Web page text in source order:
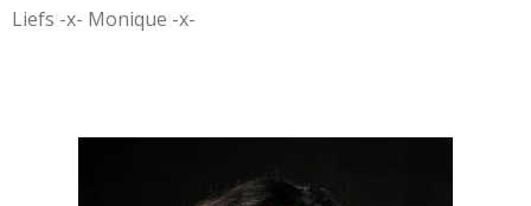
Liefs -x- Monique -x-